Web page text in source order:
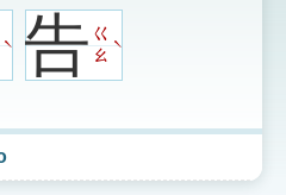
ˋ 告ㄍ
ㄠ
ˋ